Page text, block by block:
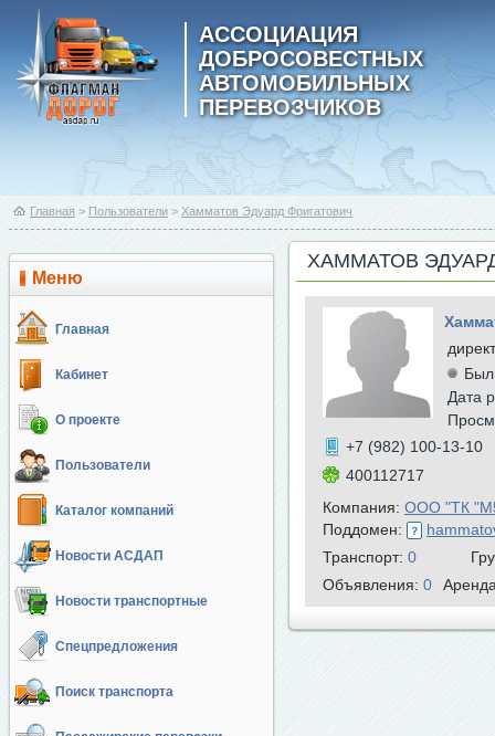
АССОЦИАЦИЯ
ДОБРОСОВЕСТНЫХ
АВТОМОБИЛЬНЫХ
ПЕРЕВОЗЧИКОВ
Главная > Пользователи > Хамматов Эдуард Фригатович
Меню
Главная
Кабинет
О проекте
Пользователи
Каталог компаний
Новости АСДАП
Новости транспортные
Спецпредложения
Поиск транспорта
ХАММАТОВ
Был
Дата
+7 (982) 100-13-10
400112717
Компания: ООО "ТК
Поддомен:
Транспорт: 0
Объявления: 0